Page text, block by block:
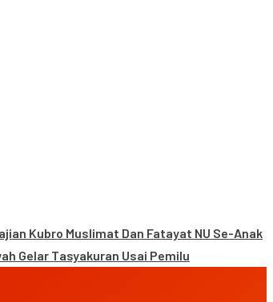
Kubro Muslimat Dan Fatayat NU Se-Anak
Gelar Tasyakuran Usai Pemilu